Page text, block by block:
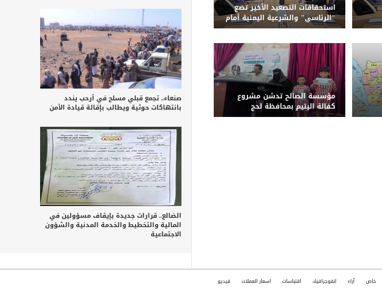
استحقاقات التصعيد الأخير تضع
"الرئاسي" والشرعية اليمنية أمام
حتمية الحسم وإنهاء الانقلاب
مؤسسة الصالح تدشن مشروع
كفالة اليتيم بمحافظة لحج
صنعاء.. تجمع قبلي مسلح في أرحب يندد
بانتهاكات حوثية ويطالب بإقالة قيادة الأمن
الضالع.. قرارات جديدة بإيقاف مسؤولين في
المالية والتخطيط والخدمة المدنية والشؤون
الاجتماعية
خاص آراء انفوجرافيك اقتباسات اسعار العملات فيديو